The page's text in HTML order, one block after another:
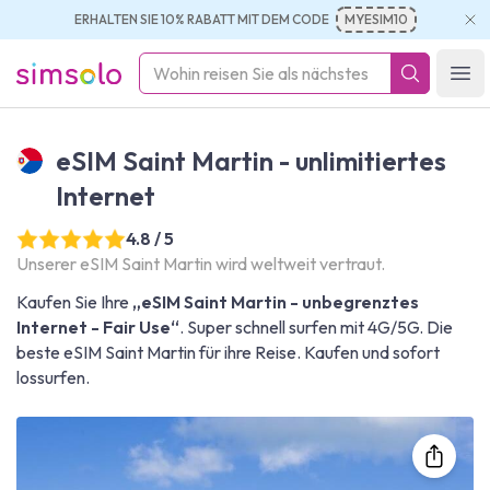
ERHALTEN SIE 10% RABATT MIT DEM CODE MYESIM10
simsolo
eSIM Saint Martin - unlimitiertes
Internet
4.8 / 5
Unserer eSIM Saint Martin wird weltweit vertraut.
Kaufen Sie Ihre „eSIM Saint Martin - unbegrenztes
Internet - Fair Use“. Super schnell surfen mit 4G/5G. Die
beste eSIM Saint Martin für ihre Reise. Kaufen und sofort
lossurfen.